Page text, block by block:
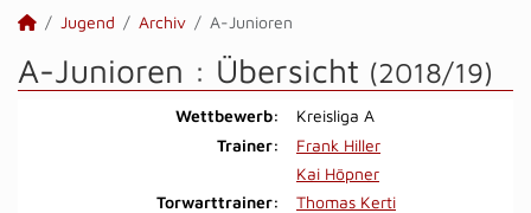
Jugend Archiv A-Junioren
A-Junioren : Übersicht (2018/19)
Wettbewerb:
Kreisliga A
Trainer:
Frank Hiller
Kai Höpner
Torwarttrainer:
Thomas Kerti